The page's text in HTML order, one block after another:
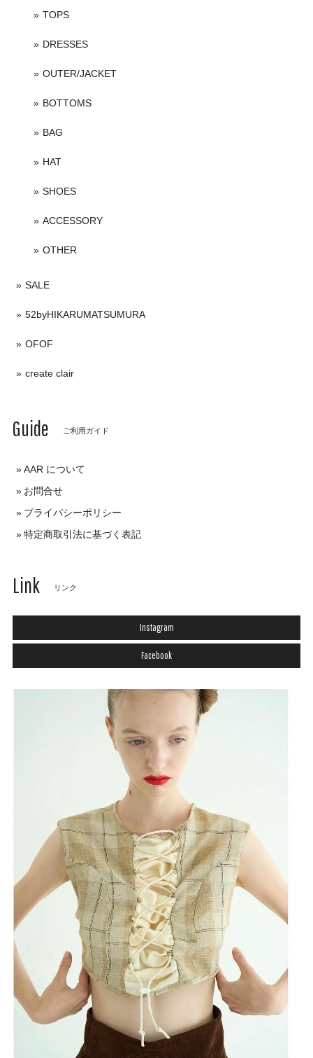
TOPS
DRESSES
OUTER/JACKET
BOTTOMS
BAG
HAT
SHOES
ACCESSORY
OTHER
SALE
52byHIKARUMATSUMURA
OFOF
create clair
Guide ご利用ガイド
AAR について
お問合せ
プライバシーポリシー
特定商取引法に基づく表記
Link リンク
Instagram
Facebook